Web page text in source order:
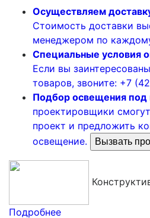
Осуществляем
Стоимость доставки
менеджером по
Специальные условия
Если вы
товаров, звоните: +7
Подбор освещения под
проектировщики
проект и предложить
освещение.
Вызвать
Подробнее